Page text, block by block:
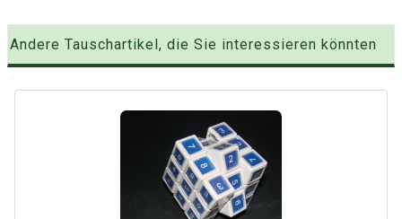
Andere Tauschartikel, die Sie interessieren könnten